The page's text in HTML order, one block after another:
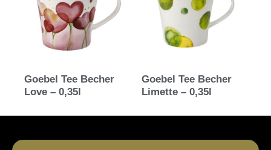
Goebel Tee Becher
Love – 0,35l
Goebel Tee Becher
Limette – 0,35l